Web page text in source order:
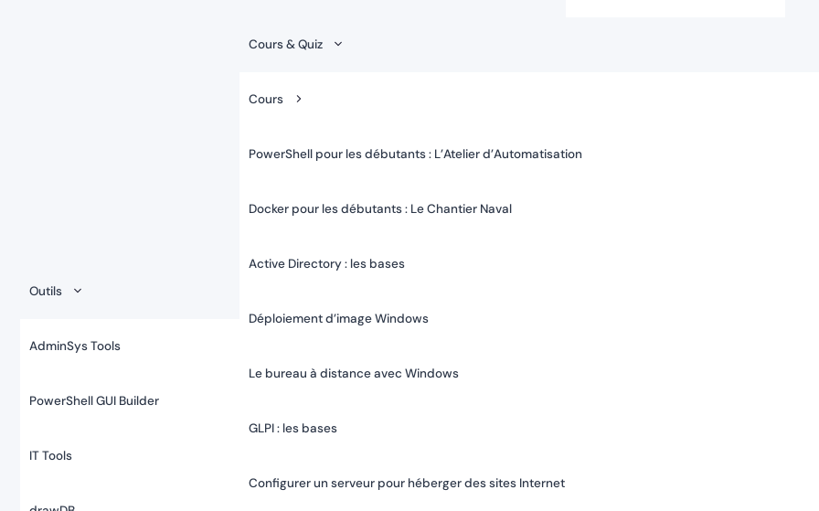
Outils
AdminSys Tools
PowerShell GUI Builder
IT Tools
Cours & Quiz
Cours
PowerShell pour les débutants : L’Atelier d’Automatisation
Docker pour les débutants : Le Chantier Naval
Active Directory : les bases
Déploiement d’image Windows
Le bureau à distance avec Windows
GLPI : les bases
Configurer un serveur pour héberger des sites Internet